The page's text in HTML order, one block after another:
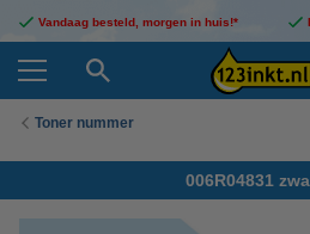
Vandaag besteld, morgen in huis!*
Toner nummer
006R04831